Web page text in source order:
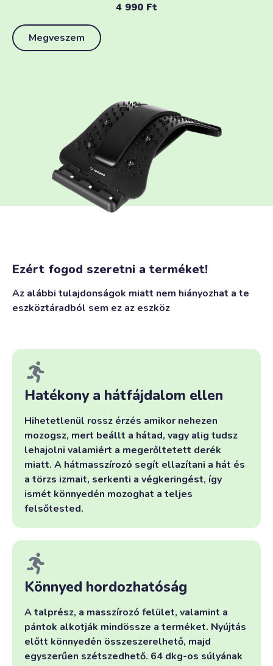
4 990 Ft
Megveszem
Ezért fogod szeretni a terméket!
Az alábbi tulajdonságok miatt nem hiányozhat a te
eszköztáradból sem ez az eszköz
Hatékony a hátfájdalom ellen
Hihetetlenül rossz érzés amikor nehezen
mozogsz, mert beállt a hátad, vagy alig tudsz
lehajolni valamiért a megerőltetett derék
miatt. A hátmasszírozó segít ellazítani a hát és
a törzs izmait, serkenti a végkeringést, így
ismét könnyedén mozoghat a teljes
felsőtested.
Könnyed hordozhatóság
A talprész, a masszírozó felület, valamint a
pántok alkotják mindössze a terméket. Nyújtás
előtt könnyedén összeszerelhető, majd
egyszerűen szétszedhető. 64 dkg-os súlyának